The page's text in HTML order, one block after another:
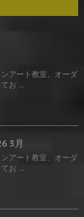
アート教室、オーダ
お ...
3月
アート教室、オーダ
お ...